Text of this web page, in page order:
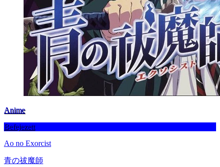
Anime
Befejezett
Ao no Exorcist
青の祓魔師